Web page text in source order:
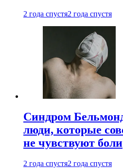
2 года спустя2 года спустя
Синдром
люди, которые
не чувствуют боли
2 года спустя2 года спустя